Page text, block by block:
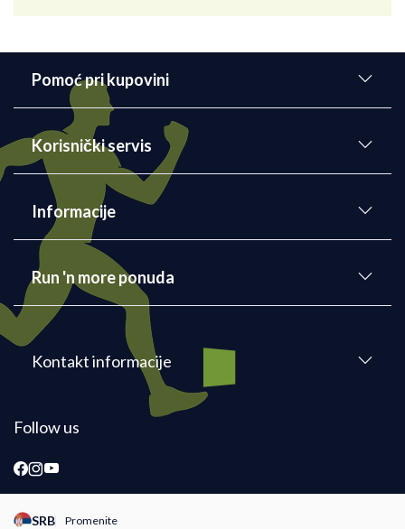
Pomoć pri kupovini
Korisnički servis
Informacije
Run 'n more ponuda
Kontakt informacije
Follow us
SRB Promenite